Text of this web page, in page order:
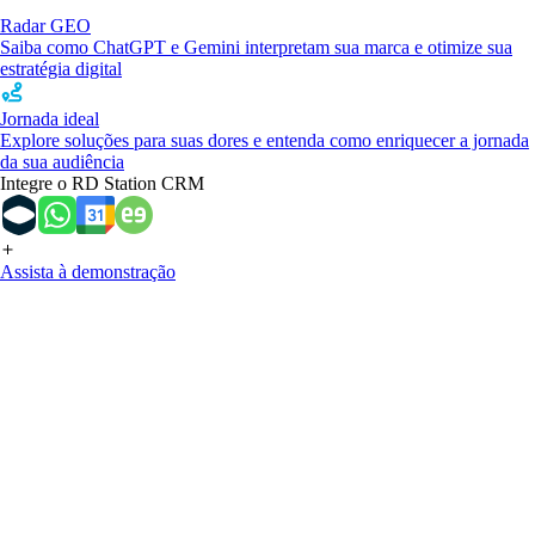
Radar GEO
Saiba como ChatGPT e Gemini interpretam sua marca e otimize sua
estratégia digital
Jornada ideal
Explore soluções para suas dores e entenda como enriquecer a jornada
da sua audiência
Integre o RD Station CRM
Assista à demonstração